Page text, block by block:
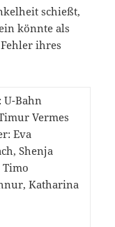
schießt,
könnte als
ihres
U-Bahn
Vermes
Eva
Shenja
Timo
Katharina